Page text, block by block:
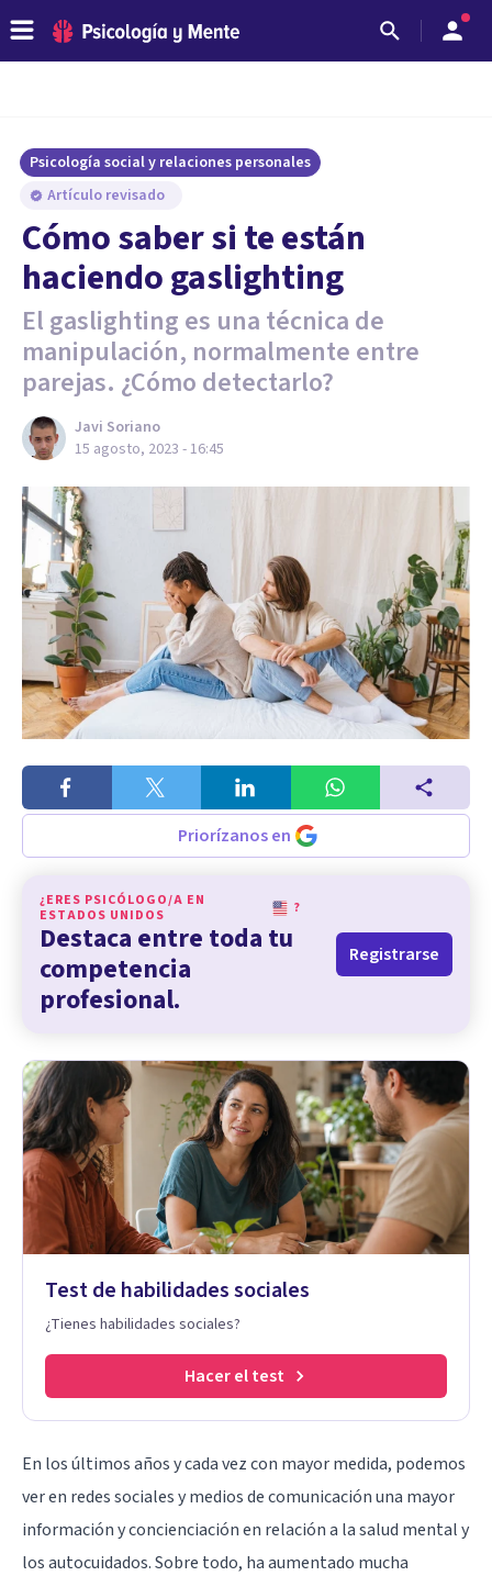
Psicología social y relaciones personales
Artículo revisado
Cómo saber si te están
haciendo gaslighting
El gaslighting es una técnica de
manipulación, normalmente entre
parejas. ¿Cómo detectarlo?
Javi Soriano
15 agosto, 2023 - 16:45
Priorízanos en
¿ERES PSICÓLOGO/A EN
ESTADOS UNIDOS
?
Destaca entre toda tu
competencia
profesional.
Registrarse
Test de habilidades sociales
¿Tienes habilidades sociales?
Hacer el test
En los últimos años y cada vez con mayor medida, podemos
ver en redes sociales y medios de comunicación una mayor
información y concienciación en relación a la salud mental y
los autocuidados. Sobre todo, ha aumentado mucha